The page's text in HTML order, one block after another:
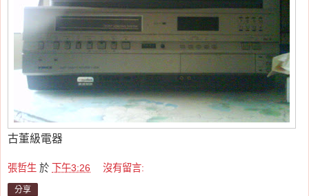
古董級電器
張哲生 於 下午3:26 沒有留言:
分享